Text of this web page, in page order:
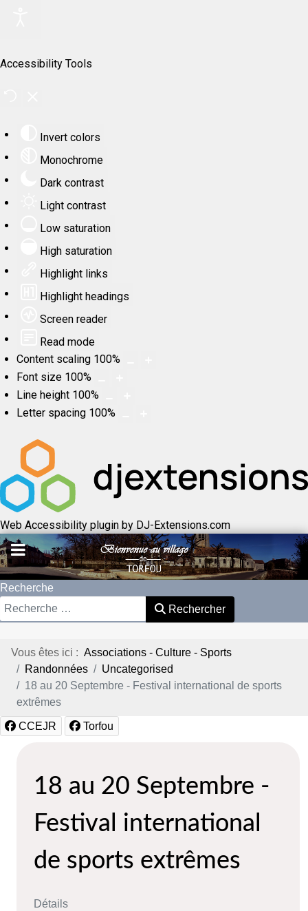
Accessibility Tools
Invert colors
Monochrome
Dark contrast
Light contrast
Low saturation
High saturation
Highlight links
Highlight headings
Screen reader
Read mode
Content scaling 100%
Font size 100%
Line height 100%
Letter spacing 100%
Web Accessibility plugin by DJ-Extensions.com
Recherche
Rechercher
Vous êtes ici : Associations - Culture - Sports
Randonnées
Uncategorised
18 au 20 Septembre - Festival international de sports
extrêmes
CCEJR Torfou
18 au 20 Septembre -
Festival international
de sports extrêmes
Détails